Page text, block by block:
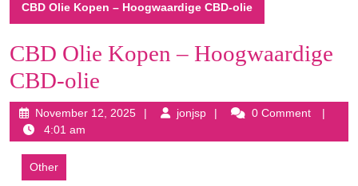
CBD Olie Kopen – Hoogwaardige CBD-olie
CBD Olie Kopen – Hoogwaardige
CBD-olie
November 12, 2025November
2025
jonjspjonjsp
0 Comment
4:01 am
Other